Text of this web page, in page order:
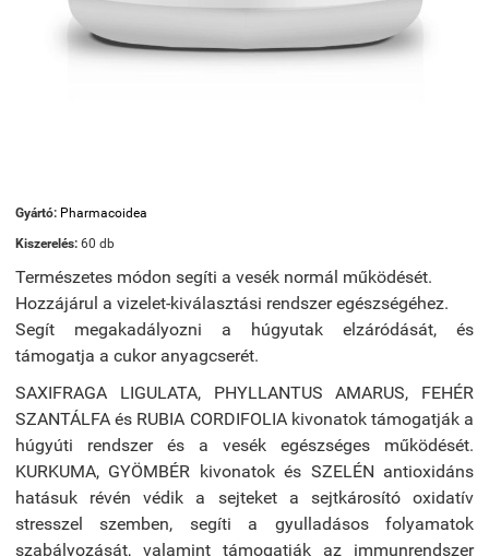
Gyártó: Pharmacoidea
Kiszerelés: 60 db
Természetes módon segíti a vesék normál működését.
Hozzájárul a vizelet-kiválasztási rendszer egészségéhez.
Segít megakadályozni a húgyutak elzáródását, és
támogatja a cukor anyagcserét.
SAXIFRAGA LIGULATA, PHYLLANTUS AMARUS, FEHÉR
SZANTÁLFA és RUBIA CORDIFOLIA kivonatok támogatják a
húgyúti rendszer és a vesék egészséges működését.
KURKUMA, GYÖMBÉR kivonatok és SZELÉN antioxidáns
hatásuk révén védik a sejteket a sejtkárosító oxidatív
stresszel szemben, segíti a gyulladásos folyamatok
szabályozását, valamint támogatják az immunrendszer